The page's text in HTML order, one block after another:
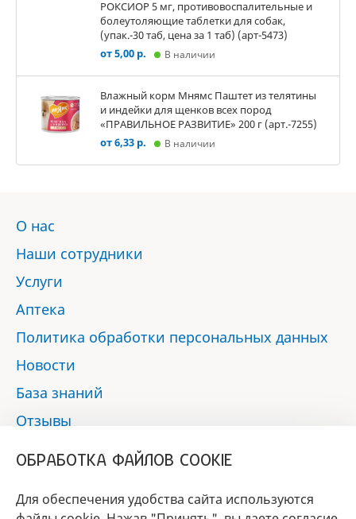
РОКСИОР 5 мг, противовоспалительные и
болеутоляющие таблетки для собак,
(упак.-30 таб, цена за 1 таб) (арт-5473)
от 5,00 р.
В наличии
Влажный корм Мнямс Паштет из телятины
и индейки для щенков всех пород
«ПРАВИЛЬНОЕ РАЗВИТИЕ» 200 г (арт.-7255)
от 6,33 р.
В наличии
О нас
Наши сотрудники
Услуги
Аптека
Политика обработки персональных данных
Новости
База знаний
Отзывы
ОБРАБОТКА ФАЙЛОВ COOKIE
Для обеспечения удобства сайта используются